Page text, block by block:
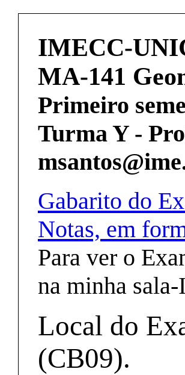
IMECC-
MA-141
Primeiro
Turma Y -
Gabarito do
Notas, em
Para ver o
na minha
Local do
(CB09).